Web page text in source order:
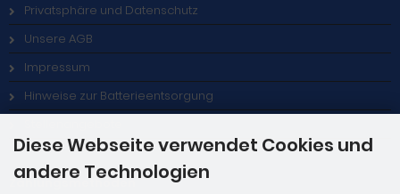
Privatsphäre und Datenschutz
Unsere AGB
Impressum
Hinweise zur Batterieentsorgung
Zahlungsmethoden
Diese Webseite verwendet Cookies und
andere Technologien